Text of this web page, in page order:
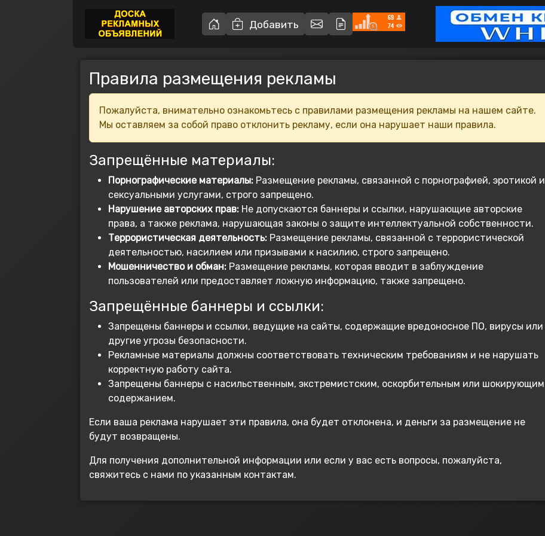
Добавить
Правила размещения рекламы
Пожалуйста, внимательно ознакомьтесь с правилами размещения рекламы на нашем сайте.
Мы оставляем за собой право отклонить рекламу, если она нарушает наши правила.
Запрещённые материалы:
Порнографические материалы: Размещение рекламы, связанной с порнографией, эротикой и
сексуальными услугами, строго запрещено.
Нарушение авторских прав: Не допускаются баннеры и ссылки, нарушающие авторские
права, а также реклама, нарушающая законы о защите интеллектуальной собственности.
Террористическая деятельность: Размещение рекламы, связанной с террористической
деятельностью, насилием или призывами к насилию, строго запрещено.
Мошенничество и обман: Размещение рекламы, которая вводит в заблуждение
пользователей или предоставляет ложную информацию, также запрещено.
Запрещённые баннеры и ссылки:
Запрещены баннеры и ссылки, ведущие на сайты, содержащие вредоносное ПО, вирусы или
другие угрозы безопасности.
Рекламные материалы должны соответствовать техническим требованиям и не нарушать
корректную работу сайта.
Запрещены баннеры с насильственным, экстремистским, оскорбительным или шокирующим
содержанием.
Если ваша реклама нарушает эти правила, она будет отклонена, и деньги за размещение не
будут возвращены.
Для получения дополнительной информации или если у вас есть вопросы, пожалуйста,
свяжитесь с нами по указанным контактам.